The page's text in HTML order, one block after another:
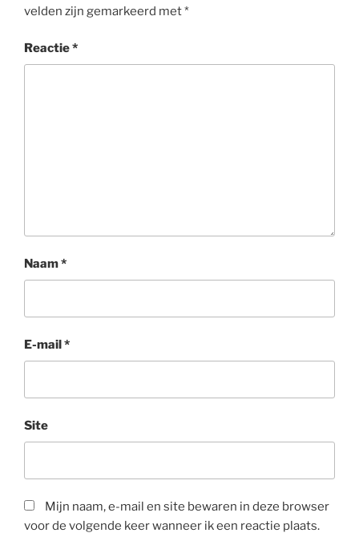
velden zijn gemarkeerd met*
Reactie*
Naam*
E-mail*
Site
Mijn naam, e-mail en site bewaren in deze browser
voor de volgende keer wanneer ik een reactie plaats.